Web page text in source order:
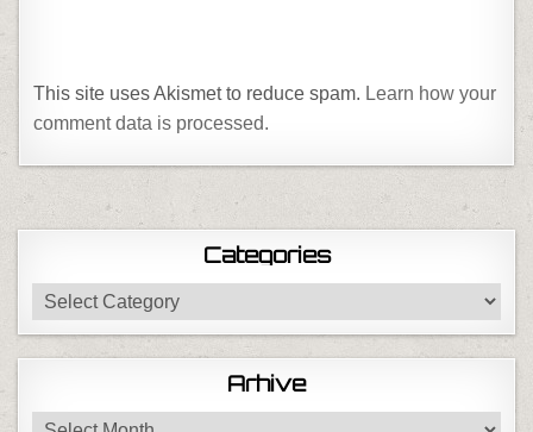
This site uses Akismet to reduce spam. Learn how your
comment data is processed.
Categories
Categories
Arhive
Arhive